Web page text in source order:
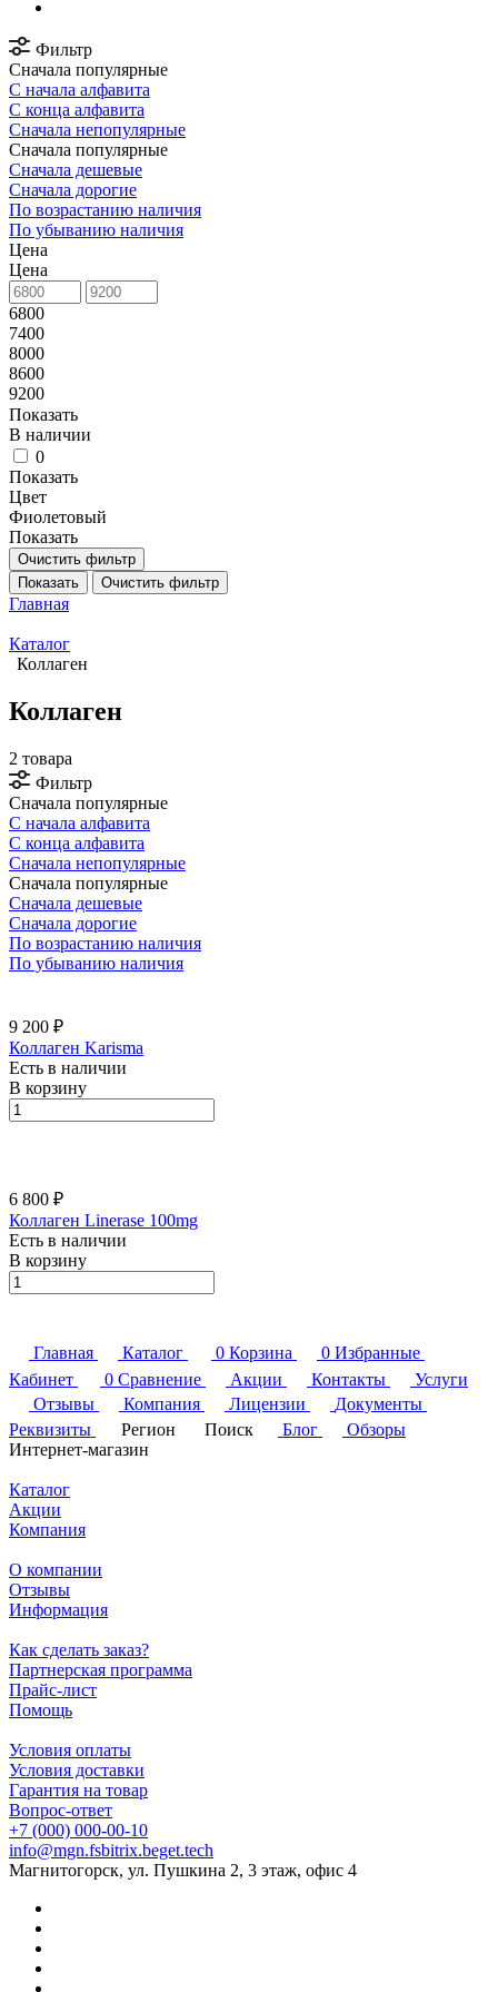
Фильтр
Сначала популярные
С начала алфавита
С конца алфавита
Сначала непопулярные
Сначала популярные
Сначала дешевые
Сначала дорогие
По возрастанию наличия
По убыванию наличия
Цена
Цена
6800
7400
8000
8600
9200
Показать
В наличии
0
Показать
Цвет
Фиолетовый
Показать
Очистить фильтр
Показать
Очистить фильтр
Главная
Каталог
Коллаген
Коллаген
2 товара
Фильтр
Сначала популярные
С начала алфавита
С конца алфавита
Сначала непопулярные
Сначала популярные
Сначала дешевые
Сначала дорогие
По возрастанию наличия
По убыванию наличия
9 200 ₽
Коллаген Karisma
Есть в наличии
В корзину
6 800 ₽
Коллаген Linerase 100mg
Есть в наличии
В корзину
Главная Каталог 0 Корзина 0 Избранные
Кабинет
0 Сравнение Акции Контакты
Услуги
Отзывы
Компания Лицензии
Документы
Реквизиты
Регион Поиск Блог
Обзоры
Интернет-магазин
Каталог
Акции
Компания
О компании
Отзывы
Информация
Как сделать заказ?
Партнерская программа
Прайс-лист
Помощь
Условия оплаты
Условия доставки
Гарантия на товар
Вопрос-ответ
+7 (000) 000-00-10
info@mgn.fsbitrix.beget.tech
Магнитогорск, ул. Пушкина 2, 3 этаж, офис 4